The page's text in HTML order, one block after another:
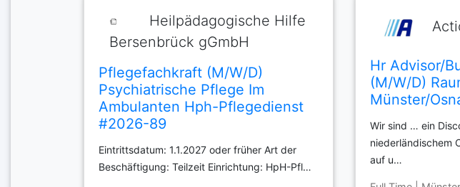
Heilpädagogische Hilfe
Bersenbrück gGmbH
Pflegefachkraft (M/W/D)
Psychiatrische Pflege Im
Ambulanten Hph-Pflegedienst
#2026-89
Eintrittsdatum: 1.1.2027 oder früher Art der
Beschäftigung: Teilzeit Einrichtung: HpH-Pfl…
Hr Advisor/
(M/W/D)
Münster/
Wir sind … ein
niederländischem
auf u…